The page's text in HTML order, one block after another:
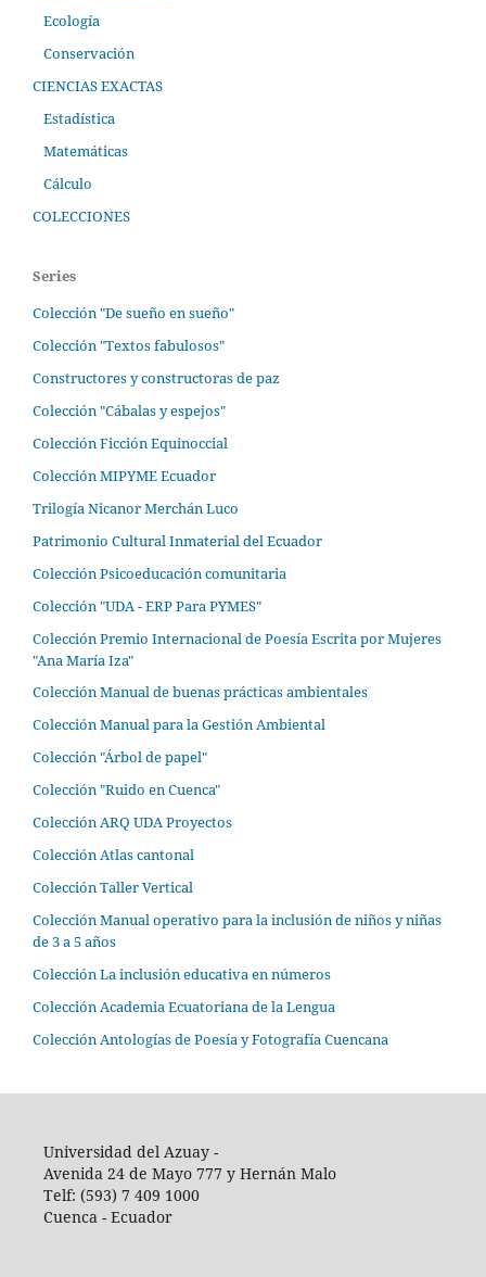
Ecología
Conservación
CIENCIAS EXACTAS
Estadística
Matemáticas
Cálculo
COLECCIONES
Series
Colección "De sueño en sueño"
Colección "Textos fabulosos"
Constructores y constructoras de paz
Colección "Cábalas y espejos"
Colección Ficción Equinoccial
Colección MIPYME Ecuador
Trilogía Nicanor Merchán Luco
Patrimonio Cultural Inmaterial del Ecuador
Colección Psicoeducación comunitaria
Colección "UDA - ERP Para PYMES"
Colección Premio Internacional de Poesía Escrita por Mujeres
"Ana María Iza"
Colección Manual de buenas prácticas ambientales
Colección Manual para la Gestión Ambiental
Colección "Árbol de papel"
Colección "Ruido en Cuenca"
Colección ARQ UDA Proyectos
Colección Atlas cantonal
Colección Taller Vertical
Colección Manual operativo para la inclusión de niños y niñas
de 3 a 5 años
Colección La inclusión educativa en números
Colección Academia Ecuatoriana de la Lengua
Colección Antologías de Poesía y Fotografía Cuencana
Universidad del Azuay -
Avenida 24 de Mayo 777 y Hernán Malo
Telf: (593) 7 409 1000
Cuenca - Ecuador